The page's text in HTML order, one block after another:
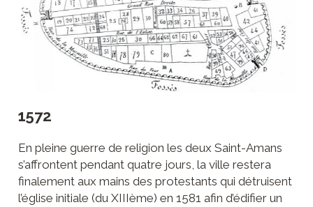
1572
En pleine guerre de religion les deux Saint-Amans
s’affrontent pendant quatre jours, la ville restera
finalement aux mains des protestants qui détruisent
l’église initiale (du XIIIème) en 1581 afin d’édifier un